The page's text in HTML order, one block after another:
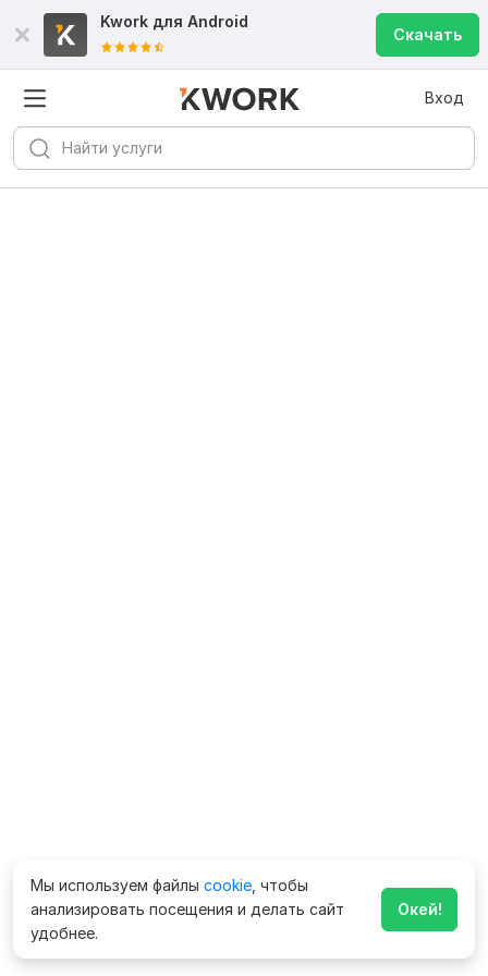
Kwork для Android
Скачать
Вход
Мы используем файлы cookie , чтобы
анализировать посещения и делать сайт
удобнее.
Окей!